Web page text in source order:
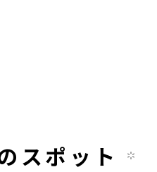
スポット